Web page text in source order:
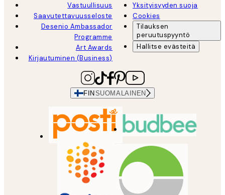
Vastuullisuus
Saavutettavuusseloste
Desenio Ambassador
Programme
Art Awards
Kirjautuminen (Business)
Yksityisyyden suoja
Cookies
Tilauksen
peruutuspyyntö
Hallitse evästeitä
FIN SUOMALAINEN